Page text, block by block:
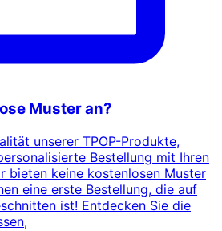
Muster an?
unserer TPOP-Produkte,
Bestellung mit Ihren
bieten keine kostenlosen Muster
eine erste Bestellung, die auf
ist! Entdecken Sie die